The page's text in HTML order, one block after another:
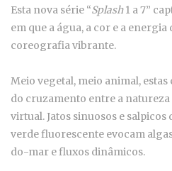
Esta nova série “Splash1 a 7”
em que a água, a cor e a
coreografia vibrante.
Meio vegetal, meio animal,
do cruzamento entre a
virtual. Jatos sinuosos e
verde fluorescente evocam
do-mar e fluxos dinâmicos.